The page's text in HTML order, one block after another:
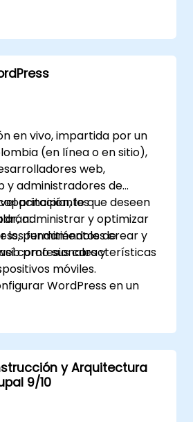
en vivo, impartida por un
(en línea o en sitio),
web,
y administradores de
principiante que deseen
administrar y optimizar
permitiéndoles crear y
profesionales y
móviles.
los
los fundamentos de
como sus características
WordPress en un
servidores y
mejorar la funcionalidad y
de WordPress.
tipos de entradas
en WordPress.
de WordPress a nivel
y Arquitectura
9/10